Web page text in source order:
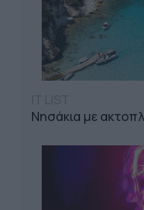
Νησάκια με